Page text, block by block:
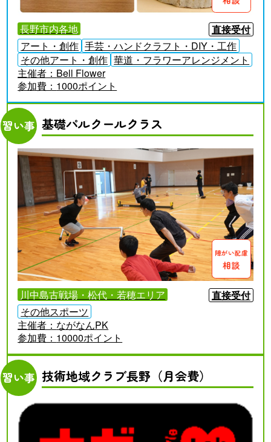
長野市内各地
直接受付
アート・創作 手芸・ハンドクラフト・DIY・工作
その他アート・創作 華道・フラワーアレンジメント
主催者： Bell Flower
参加費： 1000ポイント
習い事 基礎パルクールクラス
障がい配慮
相談
川中島古戦場・松代・若穂エリア
直接受付
その他スポーツ
主催者： ながなんPK
参加費： 10000ポイント
習い事 技術地域クラブ長野（月会費）